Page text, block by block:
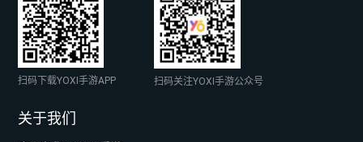
扫码下载YOXI手游APP 扫码关注YOXI手游公众号
关于我们